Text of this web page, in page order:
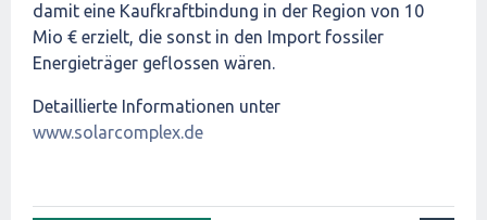
damit eine Kaufkraftbindung in der Region von 10
Mio € erzielt, die sonst in den Import fossiler
Energieträger geflossen wären.
Detaillierte Informationen unter
www.solarcomplex.de